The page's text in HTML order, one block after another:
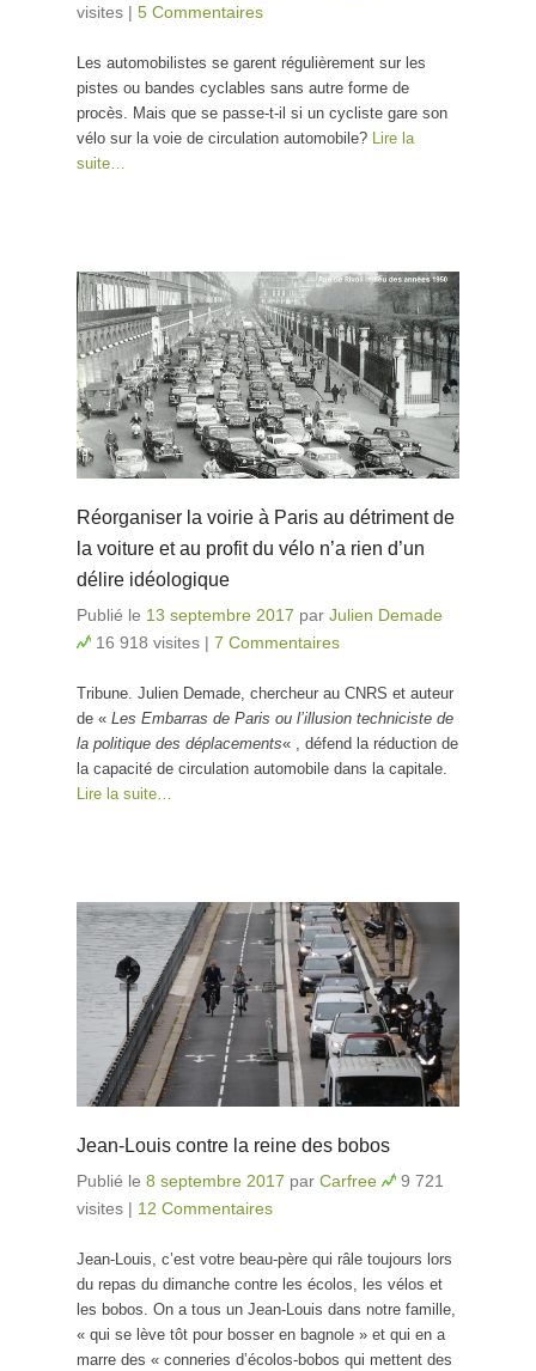
visites | 5 Commentaires
Les automobilistes se garent régulièrement sur les
pistes ou bandes cyclables sans autre forme de
procès. Mais que se passe-t-il si un cycliste gare son
vélo sur la voie de circulation automobile? Lire la
suite…
Réorganiser la voirie à Paris au détriment de
la voiture et au profit du vélo n’a rien d’un
délire idéologique
Publié le 13 septembre 2017 par Julien Demade
16 918 visites | 7 Commentaires
Tribune. Julien Demade, chercheur au CNRS et auteur
de « Les Embarras de Paris ou l’illusion techniciste de
la politique des déplacements« , défend la réduction de
la capacité de circulation automobile dans la capitale.
Lire la suite…
Jean-Louis contre la reine des bobos
Publié le 8 septembre 2017 par Carfree
9 721
visites | 12 Commentaires
Jean-Louis, c’est votre beau-père qui râle toujours lors
du repas du dimanche contre les écolos, les vélos et
les bobos. On a tous un Jean-Louis dans notre famille,
« qui se lève tôt pour bosser en bagnole » et qui en a
marre des « conneries d’écolos-bobos qui mettent des